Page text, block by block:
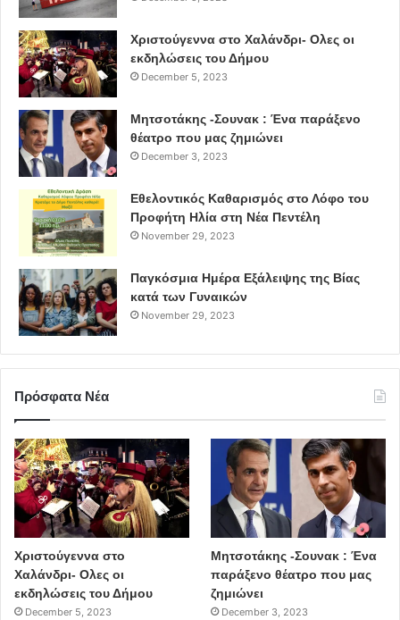
Χριστούγεννα στο Χαλάνδρι- Ολες οι
εκδηλώσεις του Δήμου
December 5, 2023
Μητσοτάκης -Σουνακ : Ένα παράξενο
θέατρο που μας ζημιώνει
December 3, 2023
Εθελοντικός Καθαρισμός στο Λόφο του
Προφήτη Ηλία στη Νέα Πεντέλη
November 29, 2023
Παγκόσμια Ημέρα Εξάλειψης της Βίας
κατά των Γυναικών
November 29, 2023
Πρόσφατα Νέα
Χριστούγεννα στο
Χαλάνδρι- Ολες οι
εκδηλώσεις του Δήμου
December 5, 2023
Μητσοτάκης -Σουνακ : Ένα
παράξενο θέατρο που μας
ζημιώνει
December 3, 2023